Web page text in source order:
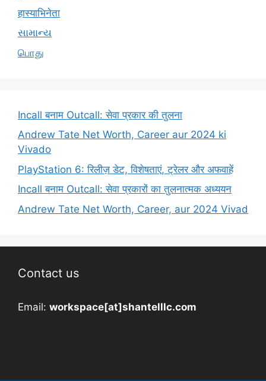
हास्याभिनेता
સામાન્ય
பொது
Incall बनाम Outcall: सेवा प्रकार की तुलना
Andrew Tate Net Worth, Career aur 2024 ki
Vivado
PlayStation 6: रिलीज़ डेट, विशेषताएं, ट्रेलर और अफवाहें
Incall बनाम Outcall: सेवा प्रकारों का तुलनात्मक अध्ययन
Andrew Tate Net Worth, Career, aur 2024 Vivad
Contact us
Email: workspace[at]shantelllc.com